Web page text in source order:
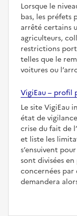
Lorsque le
bas, les préfets
arrêté certains
agriculteurs,
restrictions
telles que le
voitures ou
VigiEau – profil
Le site VigiEau
état de
crise du fait de
et liste les
s’ensuivent
sont divisées en
concernées
demandera